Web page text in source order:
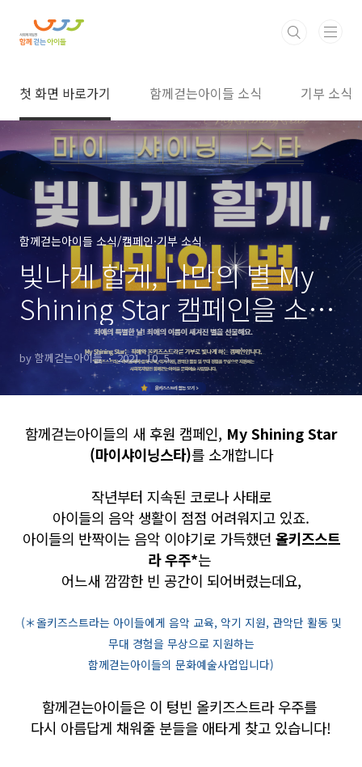
첫 화면 바로가기 함께걷는아이들 소식 기부 소식
함께걷는아이들 소식/캠페인·기부 소식
빛나게 할게, 나만의 별 My
Shining Star 캠페인을 소개
합니다!
by 함께걷는아이들 2021. 10. 5.
함께걷는아이들의 새 후원 캠페인, My Shining Star
(마이샤이닝스타)를 소개합니다
작년부터 지속된 코로나 사태로
아이들의 음악 생활이 점점 어려워지고 있죠.
아이들의 반짝이는 음악 이야기로 가득했던 올키즈스트
라 우주*는
어느새 깜깜한 빈 공간이 되어버렸는데요,
(＊올키즈스트라는 아이들에게 음악 교육, 악기 지원, 관악단 활동 및
무대 경험을 무상으로 지원하는
함께걷는아이들의 문화예술사업입니다)
함께걷는아이들은 이 텅빈 올키즈스트라 우주를
다시 아름답게 채워줄 분들을 애타게 찾고 있습니다!